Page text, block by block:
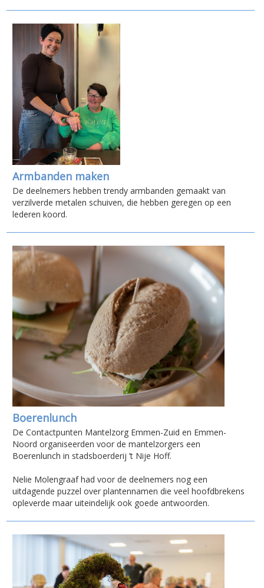
Armbanden maken
De deelnemers hebben trendy armbanden gemaakt van
verzilverde metalen schuiven, die hebben geregen op een
lederen koord.
Boerenlunch
De Contactpunten Mantelzorg Emmen-Zuid en Emmen-
Noord organiseerden voor de mantelzorgers een
Boerenlunch in stadsboerderij ’t Nije Hoff.
Nelie Molengraaf had voor de deelnemers nog een
uitdagende puzzel over plantennamen die veel hoofdbrekens
opleverde maar uiteindelijk ook goede antwoorden.